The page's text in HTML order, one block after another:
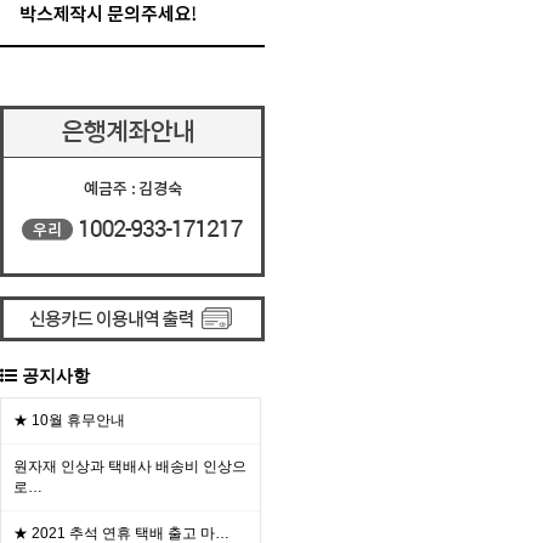
공지사항
★ 10월 휴무안내
원자재 인상과 택배사 배송비 인상으
로…
★ 2021 추석 연휴 택배 출고 마…